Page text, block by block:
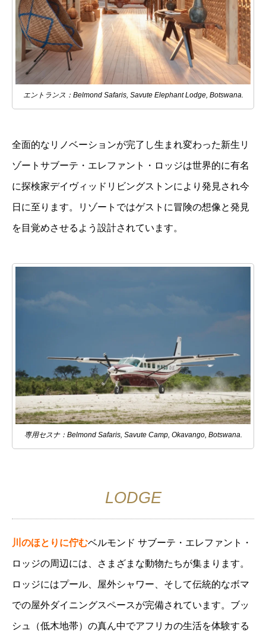
エントランス：Belmond Safaris, Savute Elephant Lodge, Botswana.
全面的なリノベーションが完了し生まれ変わった新生リ
ゾートサブーテ・エレファント・ロッジは世界的に有名
に探検家デイヴィッドリビングストンにより発見され今
日に至ります。リゾートではゲストに冒険の想像と発見
を目覚めさせるよう設計されています。
専用セスナ：Belmond Safaris, Savute Camp, Okavango, Botswana.
LODGE
川のほとりに佇むベルモンド サブーテ・エレファント・
ロッジの周辺には、さまざまな動物たちが集まります。
ロッジにはプール、屋外シャワー、そして伝統的なボマ
での屋外ダイニングスペースが完備されています。ブッ
シュ（低木地帯）の真ん中でアフリカの生活を体験する